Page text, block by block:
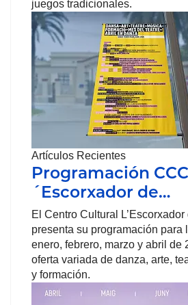
juegos tradicionales.
Artículos Recientes
Programación
´Escorxador de…
El Centro Cultural L’Escorxador
presenta su programación para
enero, febrero, marzo y abril de
oferta variada de danza, arte,
y formación.